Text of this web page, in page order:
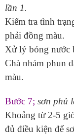
lần 1.
Kiểm tra tình
phải đồng màu.
Xử lý bóng nước
Chà nhám phun
màu.
Bước 7; sơn phủ
Khoảng từ 2-5
đủ điều kiện để